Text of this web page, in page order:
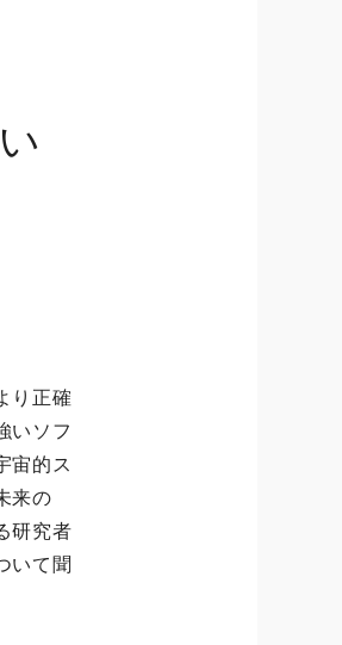
り正確
いソフ
宙的ス
来の
研究者
いて聞